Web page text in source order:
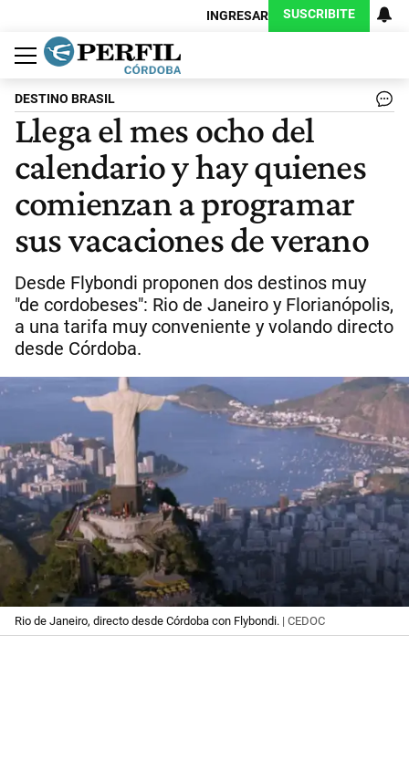
INGRESAR SUSCRIBITE
Política
Economía
Judiciales
Sociedad
Cultura
Espectáculos
Deportes
Protagonistas
DESTINO BRASIL
Llega el mes ocho del
calendario y hay quienes
comienzan a programar
sus vacaciones de verano
Desde Flybondi proponen dos destinos muy
"de cordobeses": Rio de Janeiro y Florianópolis,
a una tarifa muy conveniente y volando directo
desde Córdoba.
Rio de Janeiro, directo desde Córdoba con Flybondi. | CEDOC